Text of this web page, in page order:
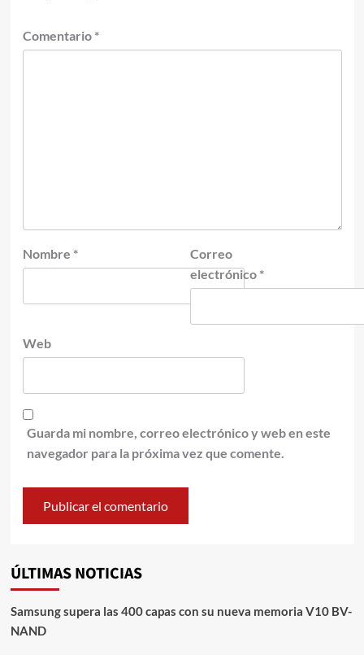
Comentario *
Nombre *
Correo
electrónico *
Web
Guarda mi nombre, correo electrónico y web en este
navegador para la próxima vez que comente.
ÚLTIMAS NOTICIAS
Samsung supera las 400 capas con su nueva memoria V10 BV-
NAND